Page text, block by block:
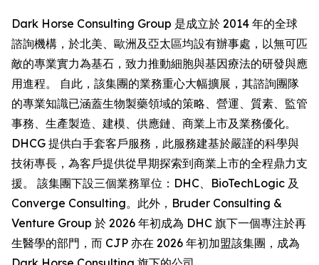
Dark Horse Consulting Group 是成立於 2014 年的全球
諮詢機構，於北美、歐洲及亞太區均設有辦事處，以無可匹
敵的專業實力為基石，致力推動細胞與基因療法的研發與應
用進程。 自此，該集團的業務重心大幅擴展，其諮詢團隊
的專業知識已涵蓋生物製藥領域的策略、營運、質素、監管
事務、生產製造、建模、供應鏈、商業上市及業務優化。
DHCG 提供白手套客戶服務，此服務建基於嚴謹的科學與
技術專長，為客戶提供從早期探索到商業上市的全程鼎力支
援。 該集團下設三個業務單位：DHC、BioTechLogic 及
Converge Consulting。此外，Bruder Consulting &
Venture Group 於 2026 年初成為 DHC 旗下一個專注於再
生醫學的部門，而 CJP 亦在 2026 年初加盟該集團，成為